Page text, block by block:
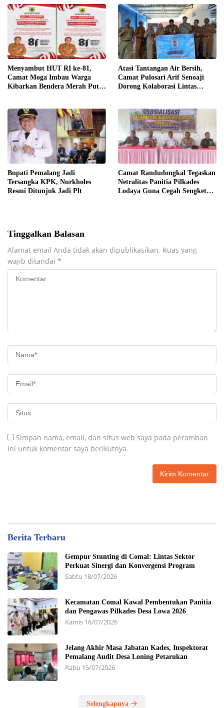
​Menyambut HUT RI ke-81,
Camat Moga Imbau Warga
Kibarkan Bendera Merah Putih
​Atasi Tantangan Air Bersih,
Camat Pulosari Arif Senoaji
Dorong Kolaborasi Lintas
​Bupati Pemalang Jadi
Tersangka KPK, Nurkholes
Resmi Ditunjuk Jadi Plt
​Camat Randudongkal Tegaskan
Netralitas Panitia Pilkades
Lodaya Guna Cegah Sengketa
Tinggalkan Balasan
Alamat email Anda tidak akan dipublikasikan. Ruas yang
wajib ditandai *
Simpan nama, email, dan situs web saya pada peramban
ini untuk komentar saya berikutnya.
Berita Terbaru
Gempur Stunting di Comal: Lintas Sektor
Perkuat Sinergi dan Konvergensi Program
Sabtu 18/07/2026
Kecamatan Comal Kawal Pembentukan Panitia
dan Pengawas Pilkades Desa Lowa 2026
Kamis 16/07/2026
Jelang Akhir Masa Jabatan Kades, Inspektorat
Pemalang Audit Desa Loning Petarukan
Rabu 15/07/2026
Selengkapnya